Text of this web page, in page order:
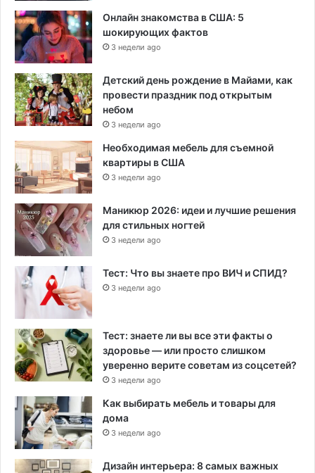
Онлайн знакомства в США: 5
шокирующих фактов
3 недели ago
Детский день рождение в Майами, как
провести праздник под открытым
небом
3 недели ago
Необходимая мебель для съемной
квартиры в США
3 недели ago
Маникюр 2026: идеи и лучшие решения
для стильных ногтей
3 недели ago
Тест: Что вы знаете про ВИЧ и СПИД?
3 недели ago
Тест: знаете ли вы все эти факты о
здоровье — или просто слишком
уверенно верите советам из соцсетей?
3 недели ago
Как выбирать мебель и товары для
дома
3 недели ago
Дизайн интерьера: 8 самых важных